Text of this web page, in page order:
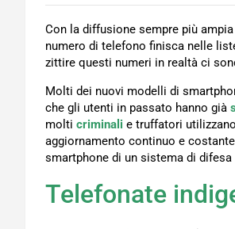
Con la diffusione sempre più
numero di telefono finisca nelle
zittire questi numeri in realtà ci
Molti dei nuovi modelli di
che gli utenti in passato hanno già
molti criminali e truffatori
aggiornamento continuo e
smartphone di un sistema di
Telefonate